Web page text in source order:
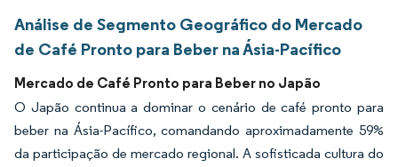
Análise de Segmento Geográfico do Mercado
de Café Pronto para Beber na Ásia-Pacífico
Mercado de Café Pronto para Beber no Japão
O Japão continua a dominar o cenário de café pronto para
beber na Ásia-Pacífico, comandando aproximadamente 59%
da participação de mercado regional. A sofisticada cultura do